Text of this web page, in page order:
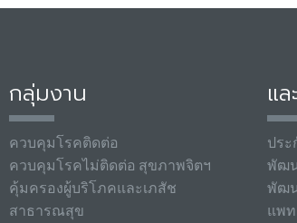
กลุ่มงาน
ควบคุมโรคติดต่อ
ควบคุมโรคไม่ติดต่อ สุขภาพจิตฯ
คุ้มครองผู้บริโภคและเภสัช
สาธารณสุข
แ
ปร
พัฒ
พัฒ
แพ